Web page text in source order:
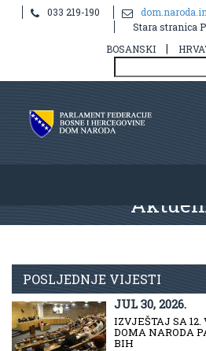
033 219-190
Stara stranica
BOSANSKI
|
POSLJEDNJE VIJESTI
JUL 30, 2026.
IZVJEŠTAJ SA
DOMA NARODA
BIH